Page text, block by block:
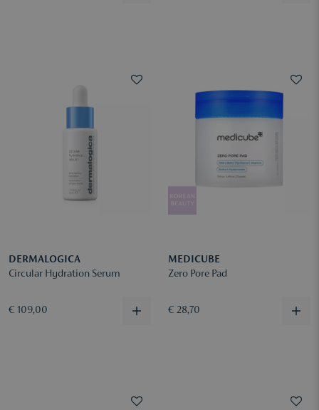
DERMALOGICA
Circular Hydration Serum
€ 109,00
MEDICUBE
Zero Pore Pad
€ 28,70